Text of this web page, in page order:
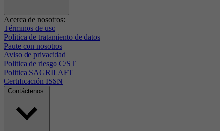
Acerca de nosotros:
Términos de uso
Politica de tratamiento de datos
Paute con nosotros
Aviso de privacidad
Politica de riesgo C/ST
Politica SAGRILAFT
Certificación ISSN
Contáctenos: